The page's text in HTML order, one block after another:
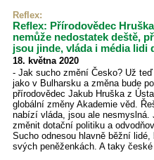
Reflex:
Reflex: Přírodovědec
nemůže nedostatek deště,
jsou jinde, vláda i média lidi
18. května 2020
- Jak sucho změní Česko? Už
jako v Bulharsku a změna bude
přírodovědec Jakub Hruška z
globální změny Akademie věd.
nabízí vláda, jsou ale nesmyslná.
změnit dotační politiku a
Sucho odnesou hlavně běžní
svých peněženkách. A taky české